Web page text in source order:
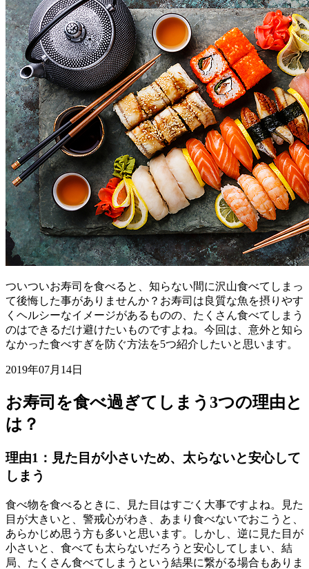
ついついお寿司を食べると、知らない間に沢山食べてしまっ
て後悔した事がありませんか？お寿司は良質な魚を摂りやす
くヘルシーなイメージがあるものの、たくさん食べてしまう
のはできるだけ避けたいものですよね。今回は、意外と知ら
なかった食べすぎを防ぐ方法を5つ紹介したいと思います。
2019年07月14日
お寿司を食べ過ぎてしまう3つの理由と
は？
理由1：見た目が小さいため、太らないと安心して
しまう
食べ物を食べるときに、見た目はすごく大事ですよね。見た
目が大きいと、警戒心がわき、あまり食べないでおこうと、
あらかじめ思う方も多いと思います。しかし、逆に見た目が
小さいと、食べても太らないだろうと安心してしまい、結
局、たくさん食べてしまうという結果に繋がる場合もありま